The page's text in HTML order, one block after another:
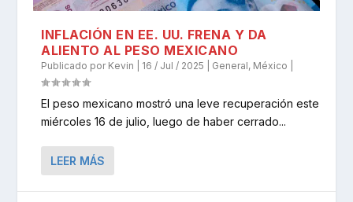
INFLACIÓN EN EE. UU. FRENA Y DA
ALIENTO AL PESO MEXICANO
Publicado por Kevin 16 / Jul / 2025 General, México
El peso mexicano mostró una leve recuperación este
miércoles 16 de julio, luego de haber cerrado...
LEER MÁS